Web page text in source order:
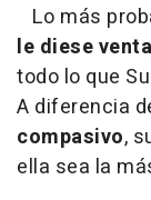
Lo más
le diese
todo lo que
A diferencia
compasivo,
ella sea la